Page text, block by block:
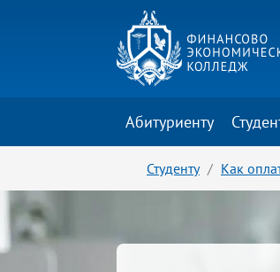
Абитуриенту
Студенту Как